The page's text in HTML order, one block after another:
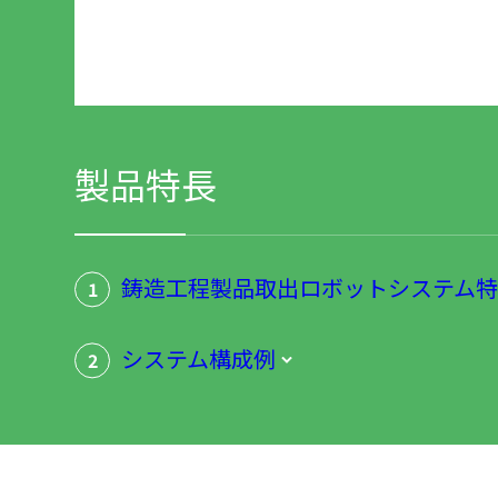
製品特長
1 鋳造工程製品取出ロボットシステム
2 システム構成例